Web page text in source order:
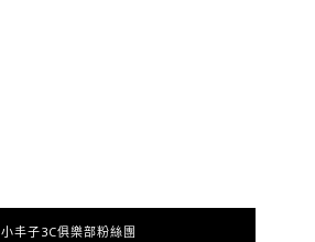
小丰子3C俱樂部粉絲團